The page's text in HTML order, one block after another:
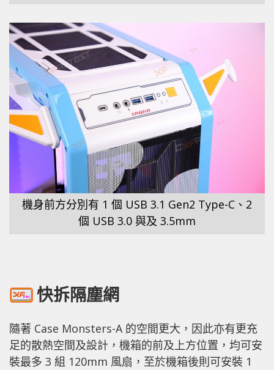
機身前方分別有 1 個 USB 3.1 Gen2 Type-C、2
個 USB 3.0 與及 3.5mm
快拆隔塵網
隨著 Case Monsters-A 的空間更大，因此亦有更充
足的散熱空間及設計，機箱的前及上方位置，均可安
裝最多 3 組 120mm 風扇，至於機箱後則可安裝 1